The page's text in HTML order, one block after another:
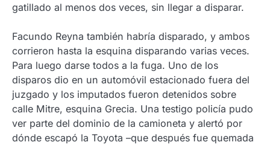
gatillado al menos dos veces, sin llegar a disparar.
Facundo Reyna también habría disparado, y ambos
corrieron hasta la esquina disparando varias veces.
Para luego darse todos a la fuga. Uno de los
disparos dio en un automóvil estacionado fuera del
juzgado y los imputados fueron detenidos sobre
calle Mitre, esquina Grecia. Una testigo policía pudo
ver parte del dominio de la camioneta y alertó por
dónde escapó la Toyota –que después fue quemada